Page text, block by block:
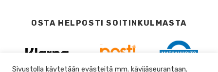
OSTA HELPOSTI SOITINKULMASTA
Sivustolla käytetään evästeitä mm. kävijäseurantaan.